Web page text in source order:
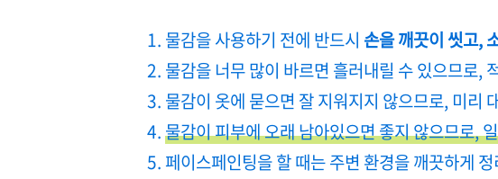
1. 물감을 사용하기 전에 반드시 손을 깨끗이 씻고,
2. 물감을 너무 많이 바르면 흘러내릴 수 있으므로,
3. 물감이 옷에 묻으면 잘 지워지지 않으므로, 미리
4.물감이 피부에 오래 남아있으면 좋지 않으므로,
5. 페이스페인팅을 할 때는 주변 환경을 깨끗하게